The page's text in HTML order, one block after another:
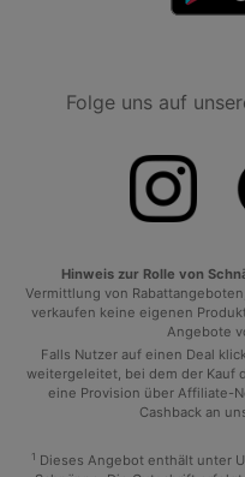
Folge uns auf
Hinweis zur Rolle von
Vermittlung von
verkaufen keine eigenen
Angebote
Falls Nutzer auf einen Deal
weitergeleitet, bei dem der Kauf
eine Provision über Affiliate-
Cashback an
1 Dieses Angebot enthält unter